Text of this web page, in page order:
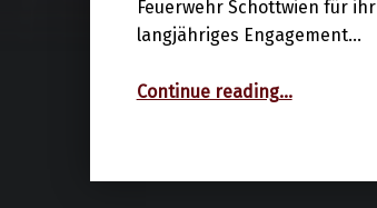
Feuerwehr Schottwien für ihr
langjähriges Engagement…
Continue reading…